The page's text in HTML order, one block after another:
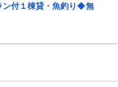
ン付１棟貸・魚釣り◆無